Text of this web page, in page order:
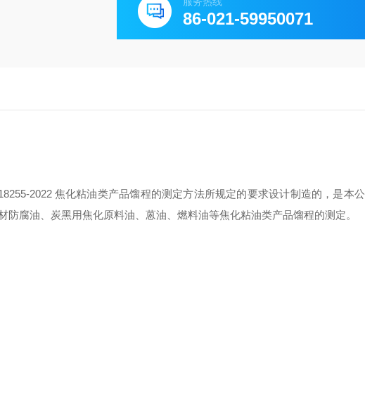
86-021-59950071
2022 焦化粘油类产品馏程的测定方法所规定的要求设计制造的，是本公
腐油、炭黑用焦化原料油、蒽油、燃料油等焦化粘油类产品馏程的测定。